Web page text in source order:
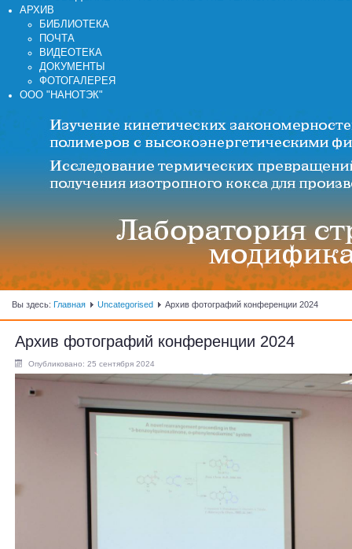
АРХИВ
БИБЛИОТЕКА
ПОЧТА
ВИДЕОТЕКА
ДОКУМЕНТЫ
ФОТОГАЛЕРЕЯ
ООО "НАНОТЭК"
Вы здесь: Главная Uncategorised Архив фотографий конференции 2024
Архив фотографий конференции 2024
Опубликовано: 25 сентября 2024